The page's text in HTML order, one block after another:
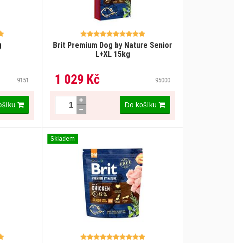
9151
Brit Premium Dog by Nature Senior
L+XL 15kg
1 029 Kč 95000
Do košíku
Skladem